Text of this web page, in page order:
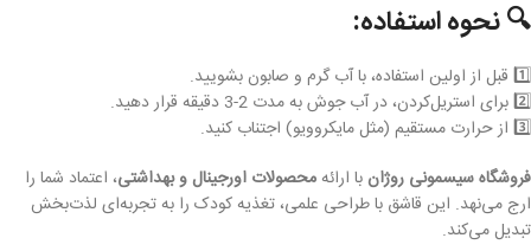
🔍نحوه استفاده:
1️⃣ قبل از اولین استفاده، با آب گرم و صابون بشویید.
2️⃣ برای استریل‌کردن، در آب جوش به مدت 2-3 دقیقه قرار دهید.
3️⃣ از حرارت مستقیم (مثل مایکروویو) اجتناب کنید.
فروشگاه سیسمونی روژان با ارائهمحصولات اورجینال و بهداشتی، اعتماد شما را
ارج می‌نهد. این قاشق با طراحی علمی، تغذیه کودک را به تجربه‌ای لذت‌بخش
تبدیل می‌کند.